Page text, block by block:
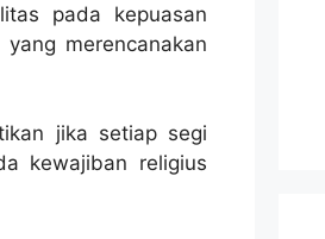
pada kepuasan
merencanakan
jika setiap segi
kewajiban religius